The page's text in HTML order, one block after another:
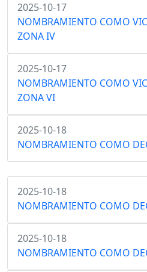
2025-10-17
NOMBRAMIENTO COMO
ZONA IV
2025-10-17
NOMBRAMIENTO COMO
ZONA VI
2025-10-18
NOMBRAMIENTO COMO
2025-10-18
NOMBRAMIENTO COMO
2025-10-18
NOMBRAMIENTO COMO